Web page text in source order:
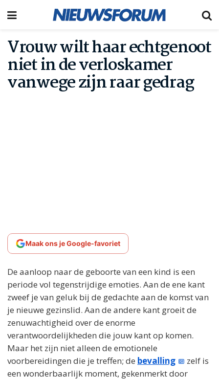
Vrouw wilt haar echtgenoot
niet in de verloskamer
vanwege zijn raar gedrag
Maak ons je Google-favoriet
De aanloop naar de geboorte van een kind is een
periode vol tegenstrijdige emoties. Aan de ene kant
zweef je van geluk bij de gedachte aan de komst van
je nieuwe gezinslid. Aan de andere kant groeit de
zenuwachtigheid over de enorme
verantwoordelijkheden die jouw kant op komen.
Maar het zijn niet alleen de emotionele
voorbereidingen die je treffen; de bevalling
zelf is
een wonderbaarlijk moment, gekenmerkt door